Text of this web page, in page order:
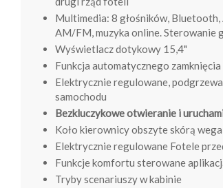
Multimedia: 8 głośników,
AM/FM, muzyka online. Sterowanie
Wyświetlacz dotykowy 15,4"
Funkcja automatycznego
Elektrycznie regulowane,
samochodu
Bezkluczykowe otwieranie i
Koło kierownicy obszyte skórą
Elektrycznie regulowane Fotele
Funkcje komfortu sterowane
Tryby scenariuszy w kabinie